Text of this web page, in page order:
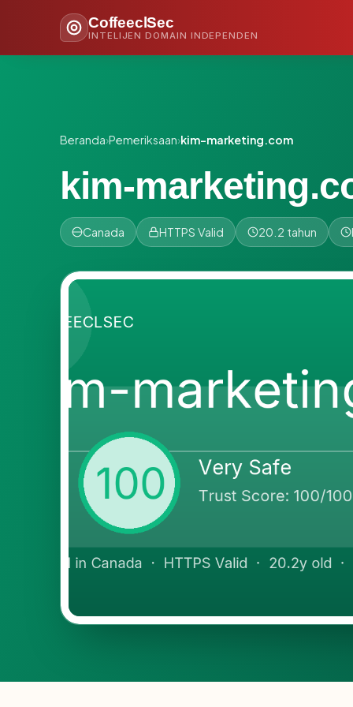
CoffeeclSec
INTELIJEN DOMAIN INDEPENDEN
Beranda›Pemeriksaan›kim-marketing.com
kim-
Canada HTTPS Valid 20.2 tahun